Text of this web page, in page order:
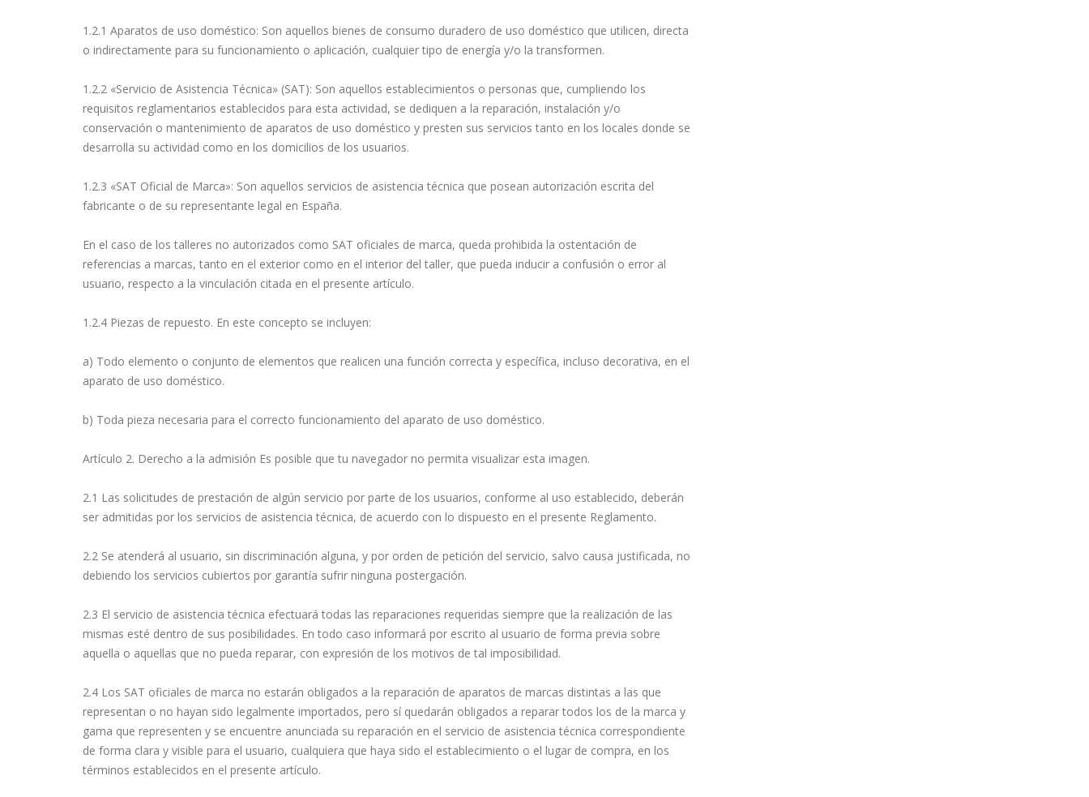
1.2.1 Aparatos de uso doméstico: Son aquellos bienes de consumo duradero de uso doméstico que utilicen, directa
o indirectamente para su funcionamiento o aplicación, cualquier tipo de energía y/o la transformen.
1.2.2 «Servicio de Asistencia Técnica» (SAT): Son aquellos establecimientos o personas que, cumpliendo los
requisitos reglamentarios establecidos para esta actividad, se dediquen a la reparación, instalación y/o
conservación o mantenimiento de aparatos de uso doméstico y presten sus servicios tanto en los locales donde se
desarrolla su actividad como en los domicilios de los usuarios.
1.2.3 «SAT Oficial de Marca»: Son aquellos servicios de asistencia técnica que posean autorización escrita del
fabricante o de su representante legal en España.
En el caso de los talleres no autorizados como SAT oficiales de marca, queda prohibida la ostentación de
referencias a marcas, tanto en el exterior como en el interior del taller, que pueda inducir a confusión o error al
usuario, respecto a la vinculación citada en el presente artículo.
1.2.4 Piezas de repuesto. En este concepto se incluyen:
a) Todo elemento o conjunto de elementos que realicen una función correcta y específica, incluso decorativa, en el
aparato de uso doméstico.
b) Toda pieza necesaria para el correcto funcionamiento del aparato de uso doméstico.
Artículo 2. Derecho a la admisión Es posible que tu navegador no permita visualizar esta imagen.
2.1 Las solicitudes de prestación de algún servicio por parte de los usuarios, conforme al uso establecido, deberán
ser admitidas por los servicios de asistencia técnica, de acuerdo con lo dispuesto en el presente Reglamento.
2.2 Se atenderá al usuario, sin discriminación alguna, y por orden de petición del servicio, salvo causa justificada, no
debiendo los servicios cubiertos por garantía sufrir ninguna postergación.
2.3 El servicio de asistencia técnica efectuará todas las reparaciones requeridas siempre que la realización de las
mismas esté dentro de sus posibilidades. En todo caso informará por escrito al usuario de forma previa sobre
aquella o aquellas que no pueda reparar, con expresión de los motivos de tal imposibilidad.
2.4 Los SAT oficiales de marca no estarán obligados a la reparación de aparatos de marcas distintas a las que
representan o no hayan sido legalmente importados, pero sí quedarán obligados a reparar todos los de la marca y
gama que representen y se encuentre anunciada su reparación en el servicio de asistencia técnica correspondiente
de forma clara y visible para el usuario, cualquiera que haya sido el establecimiento o el lugar de compra, en los
términos establecidos en el presente artículo.